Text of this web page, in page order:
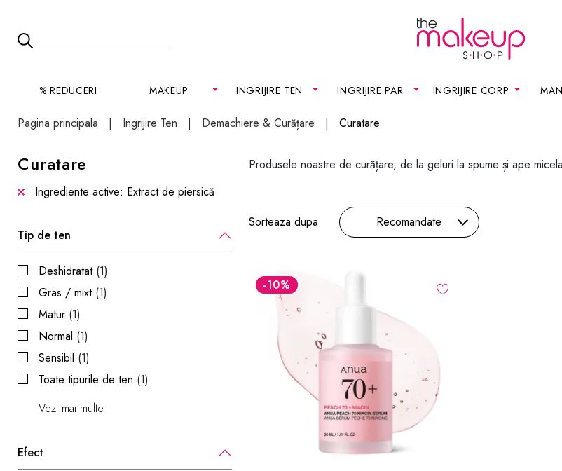
% REDUCERI MAKEUP INGRIJIRE TEN INGRIJIRE PAR INGRIJIRE CORP
Pagina principala Ingrijire Ten Demachiere & Curățare Curatare
Curatare
Ingrediente active: Extract de piersică
Tip de ten
Deshidratat(1)
Gras / mixt(1)
Matur (1)
Normal (1)
Sensibil (1)
Toate tipurile de ten (1)
Vezi mai multe
Efect
Produsele noastre de curățare, de la geluri la spume și ape
Sorteaza dupa Recomandate
-10%